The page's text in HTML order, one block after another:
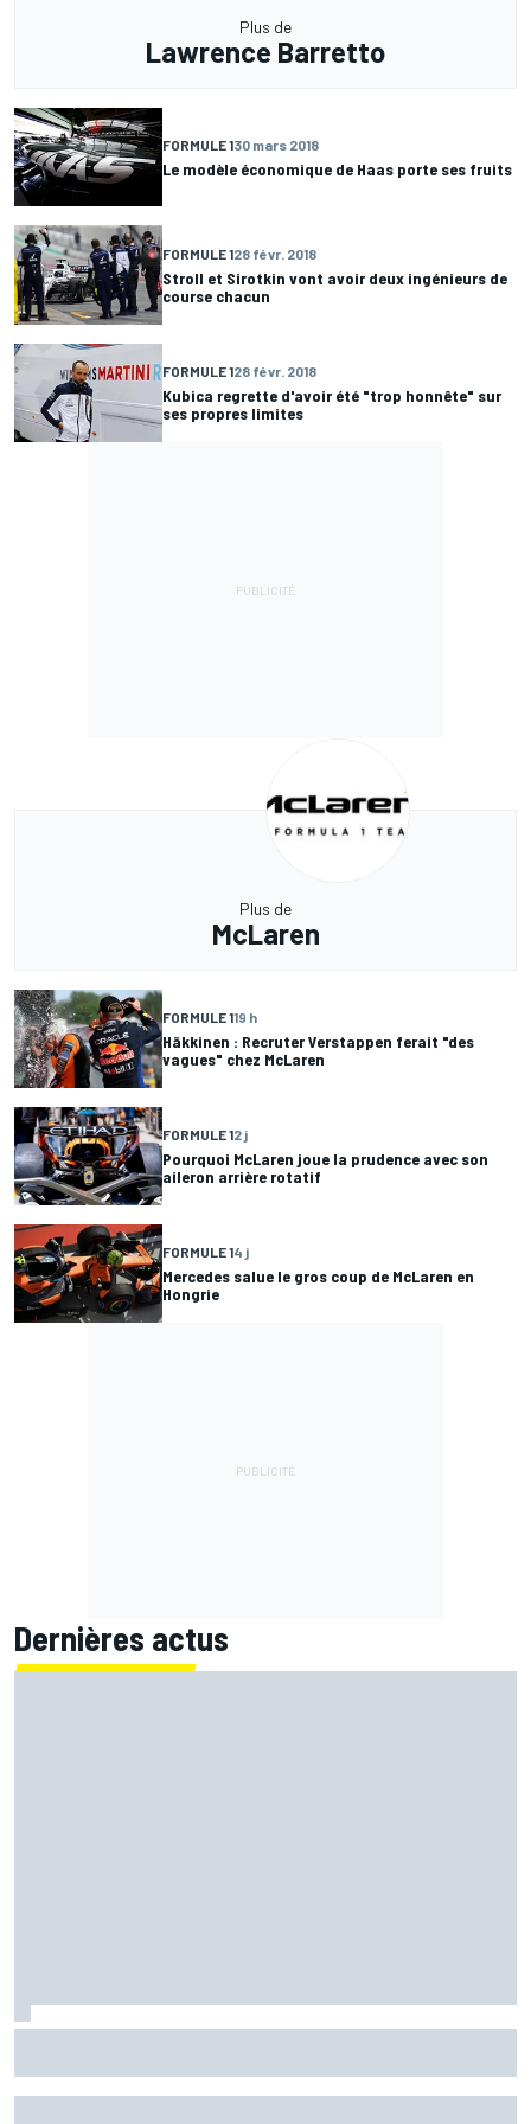
Plus de
Lawrence Barretto
FORMULE 130 mars 2018
Le modèle économique de Haas porte ses fruits
FORMULE 128 févr. 2018
Stroll et Sirotkin vont avoir deux ingénieurs de
course chacun
FORMULE 128 févr. 2018
Kubica regrette d'avoir été "trop honnête" sur
ses propres limites
Plus de
McLaren
FORMULE 119 h
Häkkinen : Recruter Verstappen ferait "des
vagues" chez McLaren
FORMULE 12 j
Pourquoi McLaren joue la prudence avec son
aileron arrière rotatif
FORMULE 14 j
Mercedes salue le gros coup de McLaren en
Hongrie
Dernières actus